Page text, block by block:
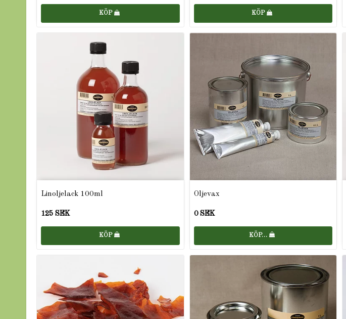
KÖP KÖP
Linoljelack 100ml
125 SEK
KÖP
Oljevax
0 SEK
KÖP…